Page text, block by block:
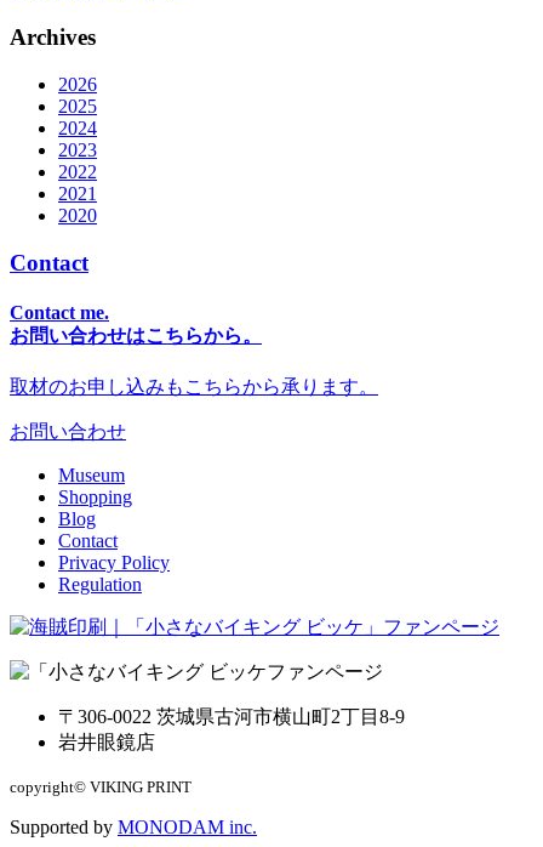
Archives
2026
2025
2024
2023
2022
2021
2020
Contact
Contact me.
お問い合わせはこちらから。
取材のお申し込みもこちらから承ります。
お問い合わせ
Museum
Shopping
Blog
Contact
Privacy Policy
Regulation
ファンページ
〒306-0022 茨城県古河市横山町2丁目8-9
岩井眼鏡店
copyright© VIKING PRINT
Supported by MONODAM inc.